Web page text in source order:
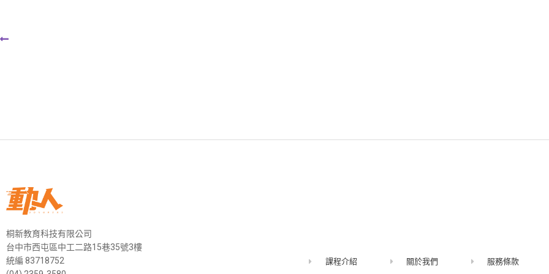
桐新教育科技有限公司
台中市西屯區中工二路15巷35號3樓
統編 83718752
課程介紹 關於我們 服務條款